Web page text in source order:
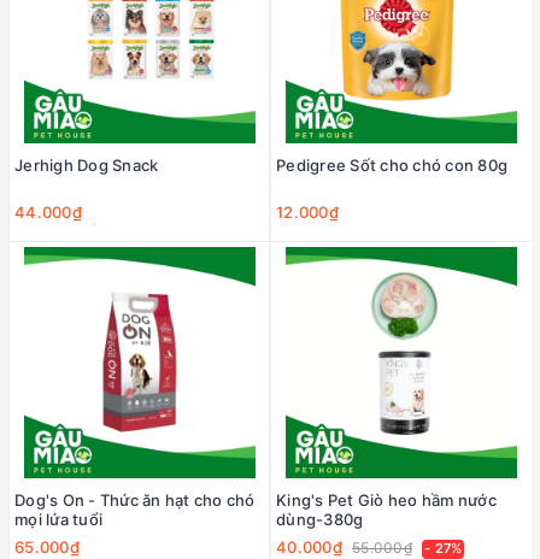
Jerhigh Dog Snack
44.000₫
Pedigree Sốt cho chó con 80g
12.000₫
Dog's On - Thức ăn hạt cho chó
mọi lứa tuổi
65.000₫
King's Pet Giò heo hầm nước
dùng-380g
40.000₫ 55.000₫ - 27%